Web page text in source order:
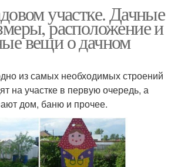
Участок без выгребной
ямы
Туалет на садовом
участке-варианты
участке. Дачные
расположение и
вещи о дачном
из самых необходимых строений
на участке в первую очередь, а
дом, баню и прочее.